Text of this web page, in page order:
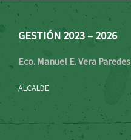
GESTIÓN 2023 – 2026
Eco. Manuel E. Vera Paredes
ALCALDE